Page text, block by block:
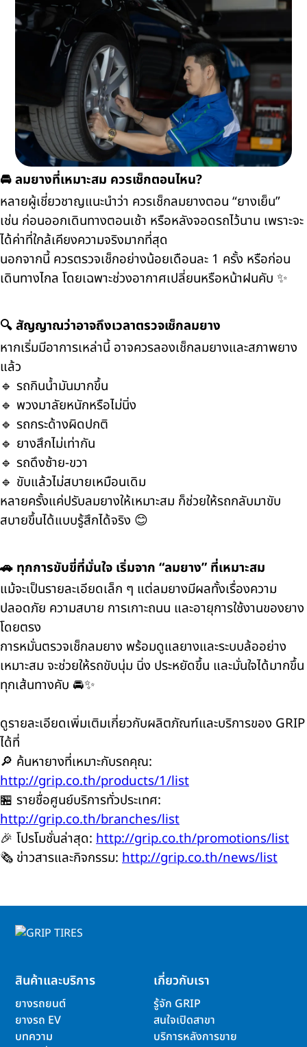
🚘 ลมยางที่เหมาะสม ควรเช็กตอนไหน?
หลายผู้เชี่ยวชาญแนะนำว่า ควรเช็กลมยางตอน “ยางเย็น”
เช่น ก่อนออกเดินทางตอนเช้า หรือหลังจอดรถไว้นาน เพราะจะ
ได้ค่าที่ใกล้เคียงความจริงมากที่สุด
นอกจากนี้ ควรตรวจเช็กอย่างน้อยเดือนละ 1 ครั้ง หรือก่อน
เดินทางไกล โดยเฉพาะช่วงอากาศเปลี่ยนหรือหน้าฝนคับ ✨
🔍 สัญญาณว่าอาจถึงเวลาตรวจเช็กลมยาง
หากเริ่มมีอาการเหล่านี้ อาจควรลองเช็กลมยางและสภาพยาง
แล้ว
🔹 รถกินน้ำมันมากขึ้น
🔹 พวงมาลัยหนักหรือไม่นิ่ง
🔹 รถกระด้างผิดปกติ
🔹 ยางสึกไม่เท่ากัน
🔹 รถดึงซ้าย-ขวา
🔹 ขับแล้วไม่สบายเหมือนเดิม
หลายครั้งแค่ปรับลมยางให้เหมาะสม ก็ช่วยให้รถกลับมาขับ
สบายขึ้นได้แบบรู้สึกได้จริง 😊
🚗 ทุกการขับขี่ที่มั่นใจ เริ่มจาก “ลมยาง” ที่เหมาะสม
แม้จะเป็นรายละเอียดเล็ก ๆ แต่ลมยางมีผลทั้งเรื่องความ
ปลอดภัย ความสบาย การเกาะถนน และอายุการใช้งานของยาง
โดยตรง
การหมั่นตรวจเช็กลมยาง พร้อมดูแลยางและระบบล้ออย่าง
เหมาะสม จะช่วยให้รถขับนุ่ม นิ่ง ประหยัดขึ้น และมั่นใจได้มากขึ้น
ทุกเส้นทางคับ 🚘✨
ดูรายละเอียดเพิ่มเติมเกี่ยวกับผลิตภัณฑ์และบริการของ GRIP
ได้ที่
🔎 ค้นหายางที่เหมาะกับรถคุณ:
http://grip.co.th/products/1/list
🏪 รายชื่อศูนย์บริการทั่วประเทศ:
http://grip.co.th/branches/list
🎉 โปรโมชั่นล่าสุด: http://grip.co.th/promotions/list
🗞️ ข่าวสารและกิจกรรม: http://grip.co.th/news/list
สินค้าและบริการ
ยางรถยนต์
ยางรถ EV
บทความ
เกี่ยวกับเรา
รู้จัก GRIP
สนใจเปิดสาขา
บริการหลังการขาย